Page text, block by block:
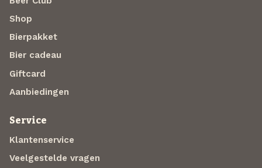
Shop
Bierpakket
Bier cadeau
Giftcard
Aanbiedingen
Service
Klantenservice
Veelgestelde vragen